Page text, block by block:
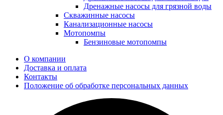
Дренажные насосы для грязной воды
Скважинные насосы
Канализационные насосы
Мотопомпы
Бензиновые мотопомпы
О компании
Доставка и оплата
Контакты
Положение об обработке персональных данных